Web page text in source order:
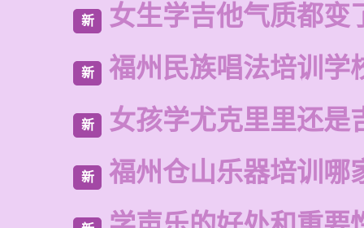
新 女生学吉他气质都变
新 福州民族唱法培训学
新 女孩学尤克里里还是
新 福州仓山乐器培训哪